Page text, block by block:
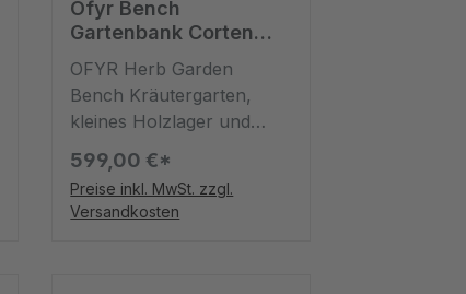
Ofyr Bench
Gartenbank Corten
100
OFYR Herb Garden
Bench Kräutergarten,
kleines Holzlager und
Sitzplatz zugleichWitzig,
dekorativ und praktisch:
Ein Lager für Grillholz, in
dem gleichzeitig die
599,00 €*
Preise inkl. MwSt. zzgl.
Versandkosten